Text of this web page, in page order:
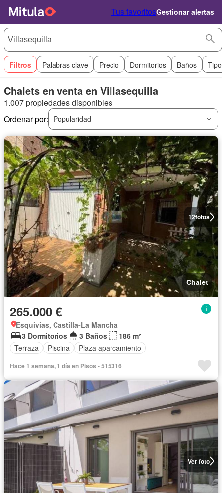
Tus favoritosGestionar alertas
Filtros Palabras clave Precio Dormitorios Baños
Chalets en venta en Villasequilla
1.007 propiedades disponibles
Ordenar por:
Popularidad
12fotos
Chalet
265.000 €
Esquivias, Castilla-La Mancha
3 Dormitorios
3 Baños
186 m²
Terraza
Piscina Plaza aparcamiento
Hace 1 semana, 1 día en Pisos - 515316
Ver foto